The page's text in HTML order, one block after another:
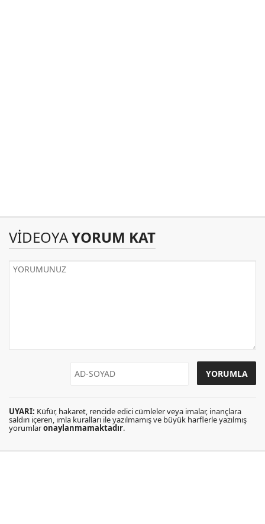
VİDEOYAYORUM KAT
UYARI: Küfür, hakaret, rencide edici cümleler veya imalar, inançlara
saldırı içeren, imla kuralları ile yazılmamış ve büyük harflerle yazılmış
yorumlaronaylanmamaktadır.